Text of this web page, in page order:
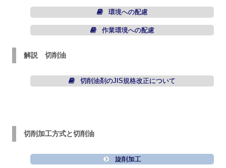
環境への配慮
作業環境への配慮
解説 切削油
切削油剤のJIS規格改正について
切削加工方式と切削油
旋削加工